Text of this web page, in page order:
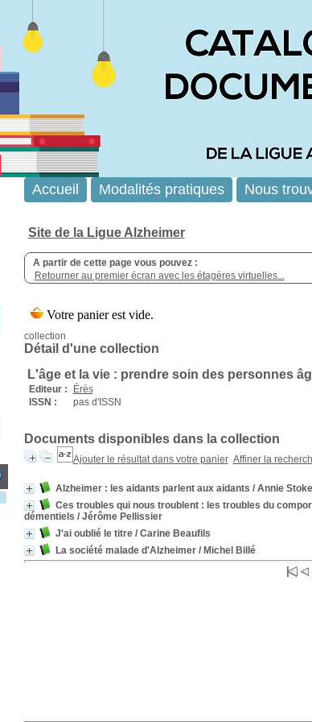
Site de la Ligue Alzheimer
A partir de cette page vous pouvez :
Retourner au premier écran avec les étagères virtuelles...
collection
Détail d'une collection
L'âge et la vie : prendre soin des personnes
Editeur :
Érès
ISSN :
pas d'ISSN
Documents disponibles dans la collection
Ajouter le résultat dans votre panier Affiner la
Alzheimer : les aidants parlent aux aidants / Annie
Ces troubles qui nous troublent : les troubles du
démentiels / Jérôme Pellissier
J'ai oublié le titre/ Carine Beaufils
La société malade d'Alzheimer/ Michel Billé
Accueil Modalités pratiques Nous